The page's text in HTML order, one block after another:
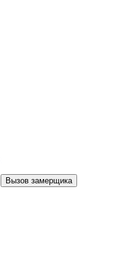
Вызов замерщика